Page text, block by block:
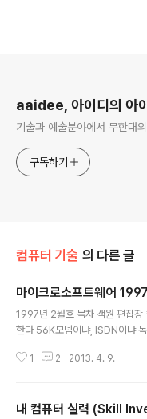
aaidee, 아이디의 아
기술과 예술분야에서 무한대
구독하기
컴퓨터 기술 의 다른 글
마이크로소프트웨어
1997년 2월호 목차 객원 편집장
한다 56K모뎀이냐, ISDN이냐
기술 탐험 ECP모드 운영체제
빌더로 구축하는 인트라넷[2]-인
1 2 2013. 4. 9.
내 컴퓨터 실력 (Skill